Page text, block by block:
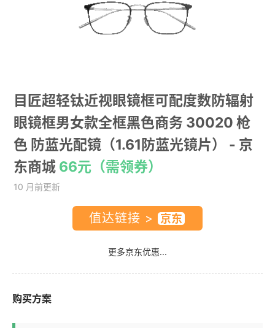
目匠超轻钛近视眼镜框可配度数防辐射
眼镜框男女款全框黑色商务 30020 枪
色 防蓝光配镜（1.61防蓝光镜片）
- 京
东商城 66元（需领券）
10 月前更新
值达链接 >
更多京东优惠...
购买方案